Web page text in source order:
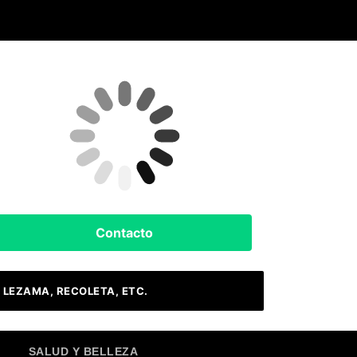
Buenos Aires, AR
13°C
Contacto
RECOLETA, ETC.
SALUD Y BELLEZA